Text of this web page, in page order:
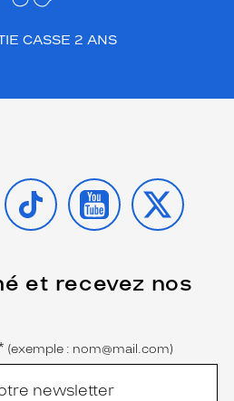
CASSE 2 ANS
TIKTOK YOUTUBE
X
et recevez nos
(exemple : nom@mail.com)